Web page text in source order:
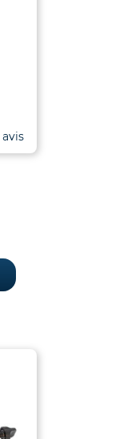
avis